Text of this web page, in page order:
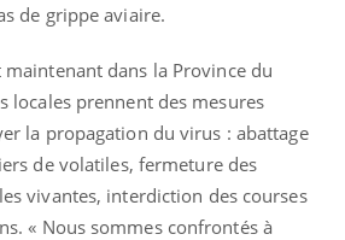
de grippe aviaire.
maintenant dans la Province du
locales prennent des mesures
la propagation du virus : abattage
de volatiles, fermeture des
vivantes, interdiction des courses
« Nous sommes confrontés à